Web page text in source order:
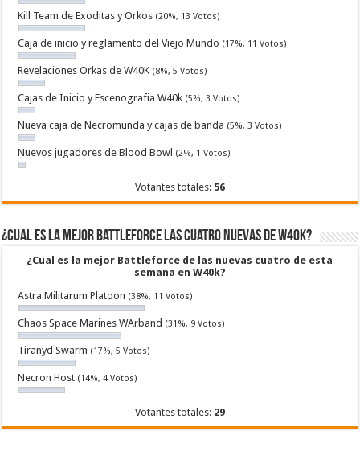
Kill Team de Exoditas y Orkos (20%, 13 Votos)
Caja de inicio y reglamento del Viejo Mundo (17%, 11 Votos)
Revelaciones Orkas de W40K (8%, 5 Votos)
Cajas de Inicio y Escenografia W40k (5%, 3 Votos)
Nueva caja de Necromunda y cajas de banda (5%, 3 Votos)
Nuevos jugadores de Blood Bowl (2%, 1 Votos)
Votantes totales: 56
¿Cual es la mejor Battleforce las cuatro nuevas de W40k?
¿Cual es la mejor Battleforce de las nuevas cuatro de esta
semana en W40k?
Astra Militarum Platoon (38%, 11 Votos)
Chaos Space Marines WArband (31%, 9 Votos)
Tiranyd Swarm (17%, 5 Votos)
Necron Host (14%, 4 Votos)
Votantes totales: 29